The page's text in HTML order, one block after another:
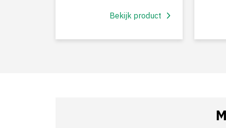
Bekijk product